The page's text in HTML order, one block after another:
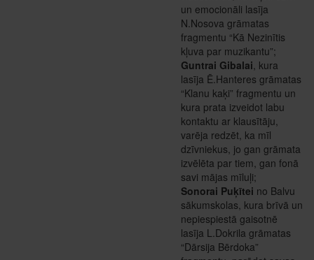
un emocionāli lasīja
N.Nosova grāmatas
fragmentu “Kā Nezinītis
kļuva par muzikantu”;
Guntrai Gibalai, kura
lasīja Ē.Hanteres grāmatas
“Klanu kaķi” fragmentu un
kura prata izveidot labu
kontaktu ar klausītāju,
varēja redzēt, ka mīl
dzīvniekus, jo gan grāmata
izvēlēta par tiem, gan fonā
savi mājas mīluļi;
Sonorai Puķītei no Balvu
sākumskolas, kura brīvā un
nepiespiestā gaisotnē
lasīja L.Dokrila grāmatas
“Dārsija Bērdoka”